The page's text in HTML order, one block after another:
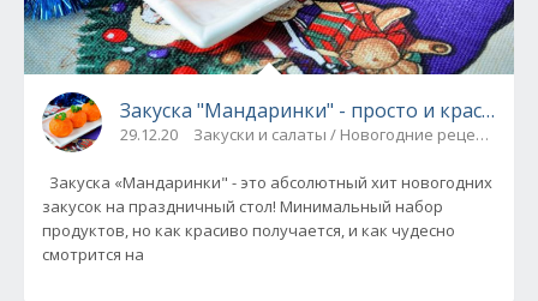
Закуска "Мандаринки" - просто и красиво
29.12.20 Закуски и салаты / Новогодние рецепты
Закуска «Мандаринки" - это абсолютный хит новогодних
закусок на праздничный стол! Минимальный набор
продуктов, но как красиво получается, и как чудесно
смотрится на